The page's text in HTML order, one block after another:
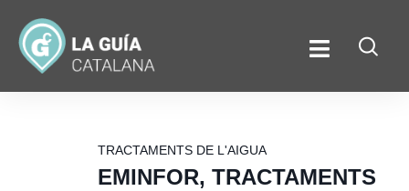
TRACTAMENTS DE L'AIGUA
EMINFOR, TRACTAMENTS